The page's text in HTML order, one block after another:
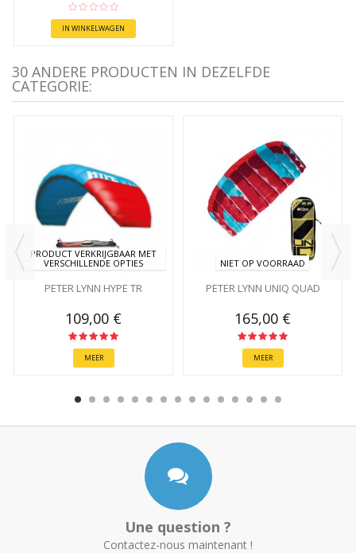
IN WINKELWAGEN
30 ANDERE PRODUCTEN IN DEZELFDE
CATEGORIE:
PRODUCT VERKRIJGBAAR MET
VERSCHILLENDE OPTIES
PETER LYNN HYPE TR
109,00 €
MEER
NIET OP VOORRAAD
PETER LYNN UNIQ QUAD
165,00 €
MEER
Une question ?
Contactez-nous maintenant !